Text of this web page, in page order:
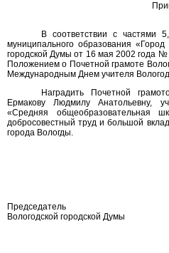
В соответствии с частями
муниципального образования
городской Думы от 16 мая 2002 года
Положением о Почетной грамоте
Международным Днем учителя
Наградить Почетной
Ермакову Людмилу Анатольевну,
«Средняя
добросовестный труд и большой
города Вологды.
Председатель
Вологодской городской Думы